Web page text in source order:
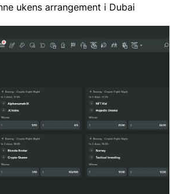
ukens arrangement i Dubai